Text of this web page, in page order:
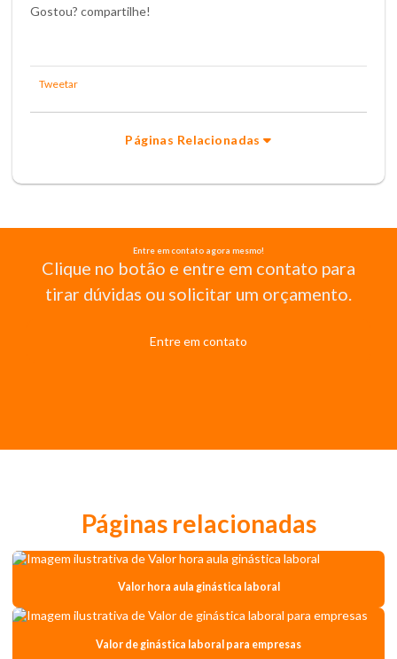
Gostou? compartilhe!
Tweetar
Páginas Relacionadas
Entre em contato agora mesmo!
Clique no botão e entre em contato para
tirar dúvidas ou solicitar um orçamento.
Entre em contato
Páginas relacionadas
Valor hora aula ginástica laboral
Valor de ginástica laboral para empresas